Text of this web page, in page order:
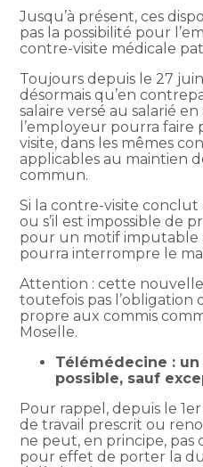
Jusqu’à présent, ces
pas la possibilité pour
contre-visite médicale
Toujours depuis le 27
désormais qu’en
salaire versé au salarié
l’employeur pourra
visite, dans les mêmes
applicables au maintien
commun.
Si la contre-visite conclut
ou s’il est impossible de
pour un motif imputable
pourra interrompre le
Attention : cette
toutefois pas l’obligation
propre aux commis
Moselle.
Télémédecine :
possible, sauf
Pour rappel, depuis le
de travail prescrit ou
ne peut, en principe, pas
pour effet de porter la